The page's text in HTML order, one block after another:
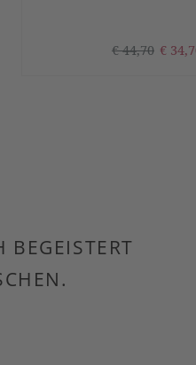
€ 44,70 €
BEGEISTERT